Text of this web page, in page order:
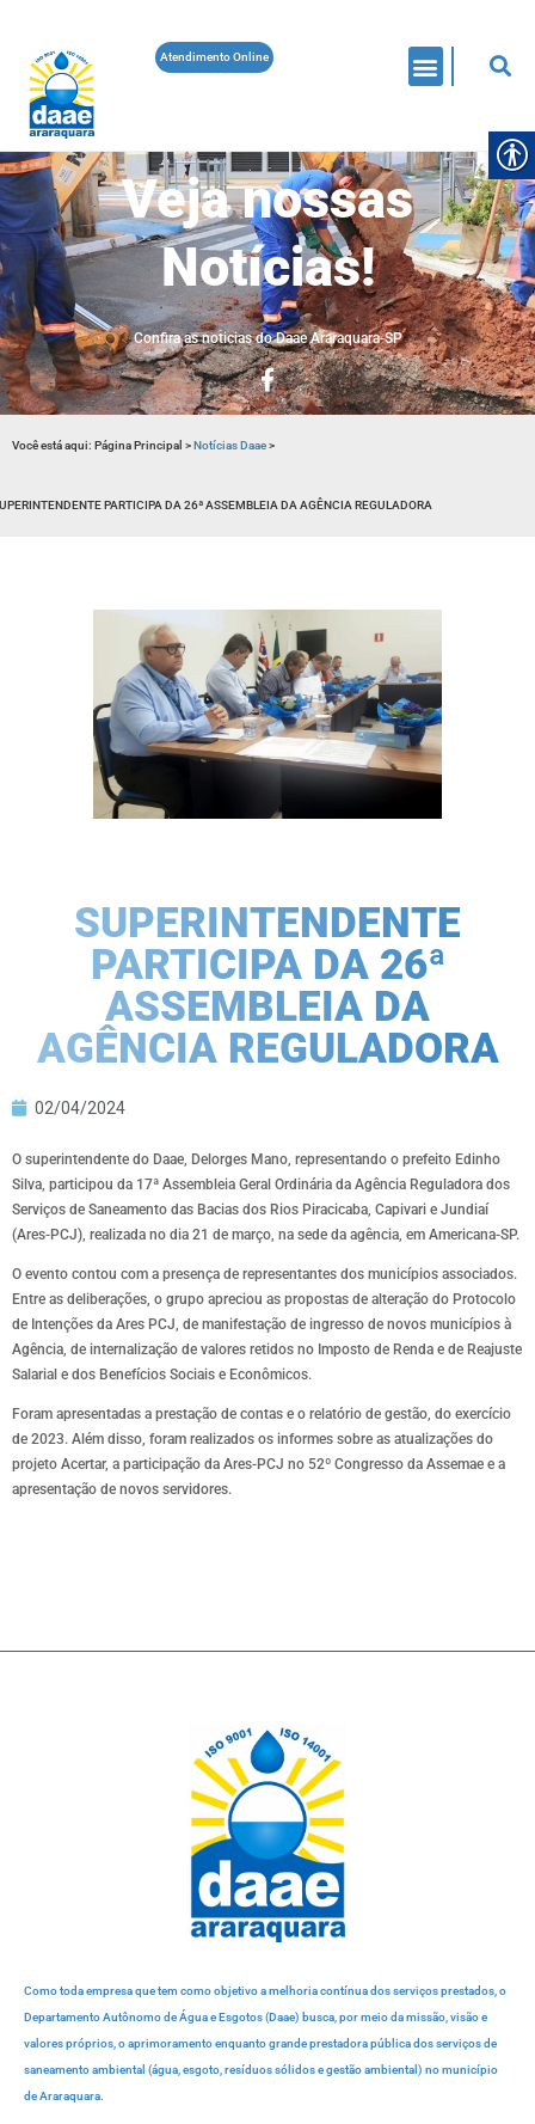
Atendimento Online
Veja nossas
Notícias!
Confira as noticias do Daae Araraquara-SP
Você está aqui: Página Principal >Notícias Daae>
PARTICIPA DA 26ª ASSEMBLEIA DA AGÊNCIA REGULADORA
SUPERINTENDENTE
PARTICIPA DA 26ª
ASSEMBLEIA DA
AGÊNCIA REGULADORA
02/04/2024
O superintendente do Daae, Delorges Mano, representando o prefeito Edinho
Silva, participou da 17ª Assembleia Geral Ordinária da Agência Reguladora dos
Serviços de Saneamento das Bacias dos Rios Piracicaba, Capivari e Jundiaí
(Ares-PCJ), realizada no dia 21 de março, na sede da agência, em Americana-SP.
O evento contou com a presença de representantes dos municípios associados.
Entre as deliberações, o grupo apreciou as propostas de alteração do Protocolo
de Intenções da Ares PCJ, de manifestação de ingresso de novos municípios à
Agência, de internalização de valores retidos no Imposto de Renda e de Reajuste
Salarial e dos Benefícios Sociais e Econômicos.
Foram apresentadas a prestação de contas e o relatório de gestão, do exercício
de 2023. Além disso, foram realizados os informes sobre as atualizações do
projeto Acertar, a participação da Ares-PCJ no 52º Congresso da Assemae e a
apresentação de novos servidores.
Como toda empresa que tem como objetivo a melhoria contínua dos serviços prestados, o
Departamento Autônomo de Água e Esgotos (Daae) busca, por meio da missão, visão e
valores próprios, o aprimoramento enquanto grande prestadora pública dos serviços de
saneamento ambiental (água, esgoto, resíduos sólidos e gestão ambiental) no município
de Araraquara.